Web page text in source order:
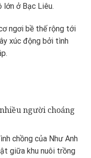
lớn ở Bạc Liêu.
ngơi bề thế rộng tới
xúc động bởi tình
người choáng
chồng của Như Anh
giữa khu nuôi trồng